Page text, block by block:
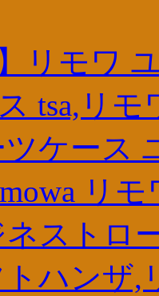
】リモワ
tsa,リ
ツケース
リ
ストロ
トハンザ